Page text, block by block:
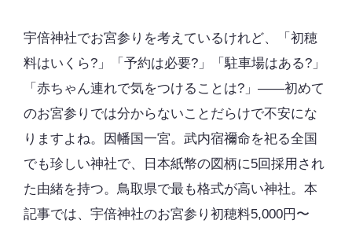
宇倍神社でお宮参りを考えているけれど、「初穂
料はいくら?」「予約は必要?」「駐車場はある?」
「赤ちゃん連れで気をつけることは?」――初めて
のお宮参りでは分からないことだらけで不安にな
りますよね。因幡国一宮。武内宿禰命を祀る全国
でも珍しい神社で、日本紙幣の図柄に5回採用され
た由緒を持つ。鳥取県で最も格式が高い神社。本
記事では、宇倍神社のお宮参り初穂料5,000円〜